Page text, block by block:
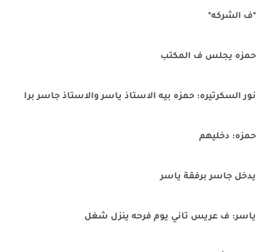
*ف الشركه*
حمزه يجلس ف المكتب
نور السكرتيره: حمزه بيه الاستاذ ياسر والاستاذ جاسر برا
حمزه: دخليهم
يدخل جاسر برفقة ياسر
ياسر: ف عريس تاني يوم فرحه ينزل شغل